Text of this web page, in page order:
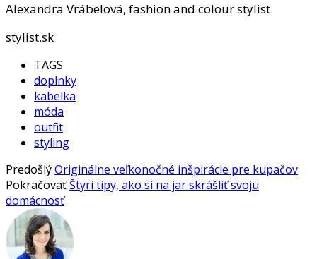
Alexandra Vrábelová, fashion and colour stylist
stylist.sk
TAGS
doplnky
kabelka
móda
outfit
styling
PredošlýOriginálne veľkonočné inšpirácie pre kupačov
PokračovaťŠtyri tipy, ako si na jar skrášliť svoju
domácnosť